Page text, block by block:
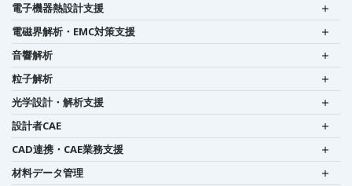
電子機器熱設計支援
電磁界解析・EMC対策支援
音響解析
粒子解析
光学設計・解析支援
設計者CAE
CAD連携・CAE業務支援
材料データ管理